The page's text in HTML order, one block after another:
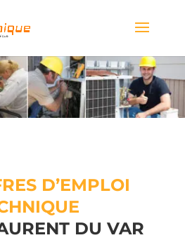
D’EMPLOI
DU VAR